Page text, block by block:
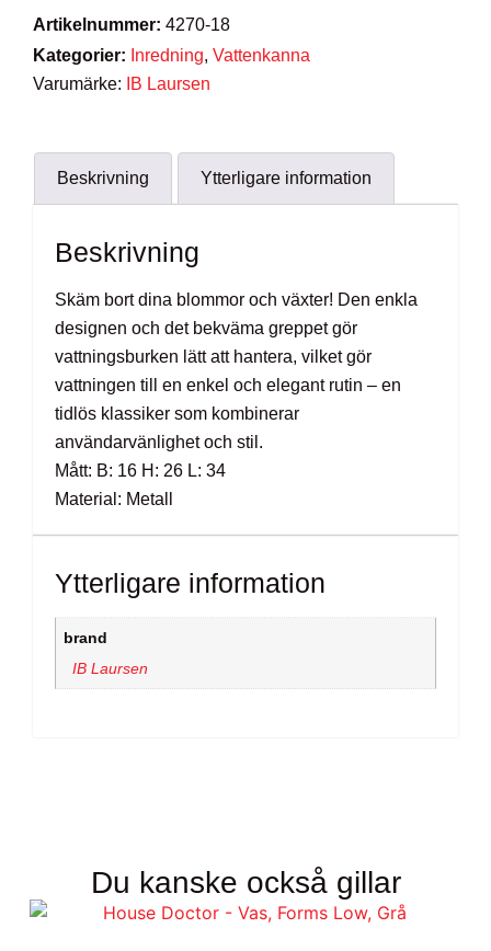
Artikelnummer: 4270-18
Kategorier: Inredning, Vattenkanna
Varumärke:
IB Laursen
Beskrivning Ytterligare information
Beskrivning
Skäm bort dina blommor och växter! Den enkla
designen och det bekväma greppet gör
vattningsburken lätt att hantera, vilket gör
vattningen till en enkel och elegant rutin – en
tidlös klassiker som kombinerar
användarvänlighet och stil.
Mått: B: 16 H: 26 L: 34
Material: Metall
Ytterligare information
brand
IB Laursen
Du kanske också gillar